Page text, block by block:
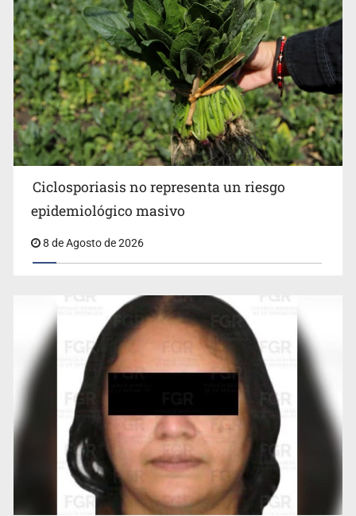
Procesan a el “R1”, presunto líder criminal en Jalisco y
Michoacán
Cae en Zapopan prófugo estadounidense buscado por
Interpol
Ciclosporiasis no representa un riesgo
epidemiológico masivo
8 de Agosto de 2026